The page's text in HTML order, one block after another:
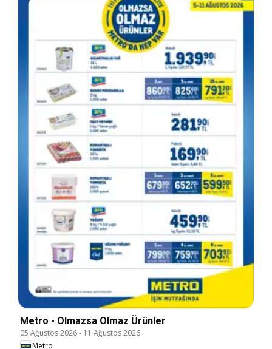
Metro - Olmazsa Olmaz Ürünler
05 Ağustos 2026- 11 Ağustos 2026
Metro